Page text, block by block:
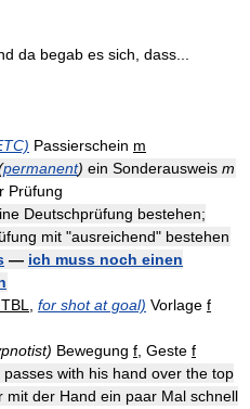
da begab es sich, dass...
Passierschein m
permanent) ein Sonderausweis m
Prüfung
Deutschprüfung bestehen;
mit "ausreichend" bestehen
— ich muss noch einen
for shot at goal) Vorlage f
Bewegung f , Geste f
with his hand over the top
der Hand ein paar Mal schnell